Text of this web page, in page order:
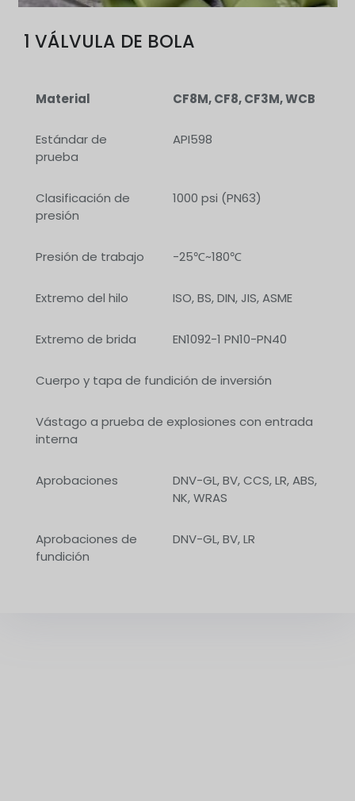
1 VÁLVULA DE BOLA
Material CF8M, CF8, CF3M, WCB
Estándar de
prueba
API598
Clasificación de
presión
1000 psi (PN63)
Presión de trabajo -25℃~180℃
Extremo del hilo ISO, BS, DIN, JIS, ASME
Extremo de brida EN1092-1 PN10-PN40
Cuerpo y tapa de fundición de inversión
Vástago a prueba de explosiones con entrada
interna
Aprobaciones
DNV-GL, BV, CCS, LR, ABS,
NK, WRAS
Aprobaciones de
fundición
DNV-GL, BV, LR